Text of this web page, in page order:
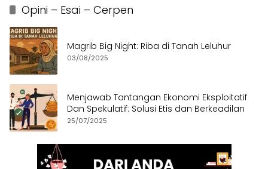
Opini – Esai – Cerpen
Magrib Big Night: Riba di Tanah Leluhur
03/08/2025
Menjawab Tantangan Ekonomi Eksploitatif
Dan Spekulatif: Solusi Etis dan Berkeadilan
25/07/2025